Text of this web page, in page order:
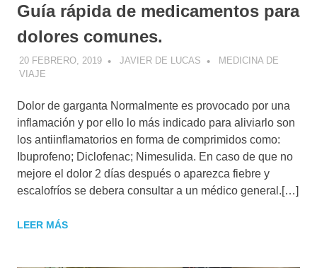
Guía rápida de medicamentos para
dolores comunes.
20 FEBRERO, 2019 JAVIER DE LUCAS
MEDICINA DE
VIAJE
Dolor de garganta Normalmente es provocado por una
inflamación y por ello lo más indicado para aliviarlo son
los antiinflamatorios en forma de comprimidos como:
Ibuprofeno; Diclofenac; ​Nimesulida. En caso de que no
mejore el dolor 2 días después o aparezca fiebre y
escalofríos se debera consultar a un médico general.[…]
LEER MÁS